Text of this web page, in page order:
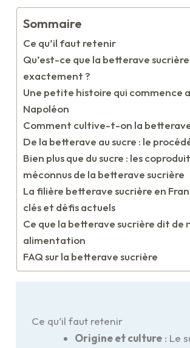
Sommaire
Ce qu’il faut retenir
Qu’est-ce que la betterave
exactement ?
Une petite histoire qui commence
Napoléon
Comment cultive-t-on la
De la betterave au sucre : le
Bien plus que du sucre : les
méconnus de la betterave sucrière
La filière betterave sucrière en
clés et défis actuels
Ce que la betterave sucrière dit de
alimentation
FAQ sur la betterave sucrière
Ce qu’il faut retenir
Origine et culture: Le